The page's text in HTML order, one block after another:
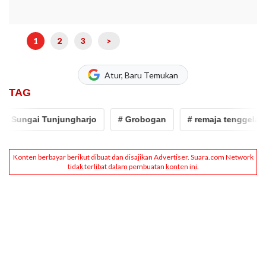
1 2 3 >
Atur, Baru Temukan
TAG
Tunjungharjo # Grobogan # remaja tenggelam